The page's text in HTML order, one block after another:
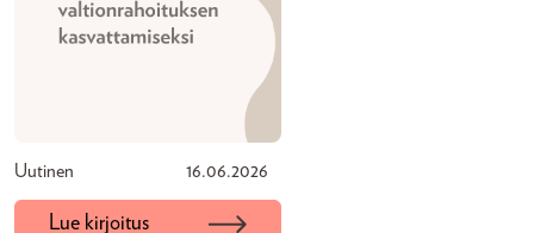
Uutinen 16.06.2026
Lue kirjoitus